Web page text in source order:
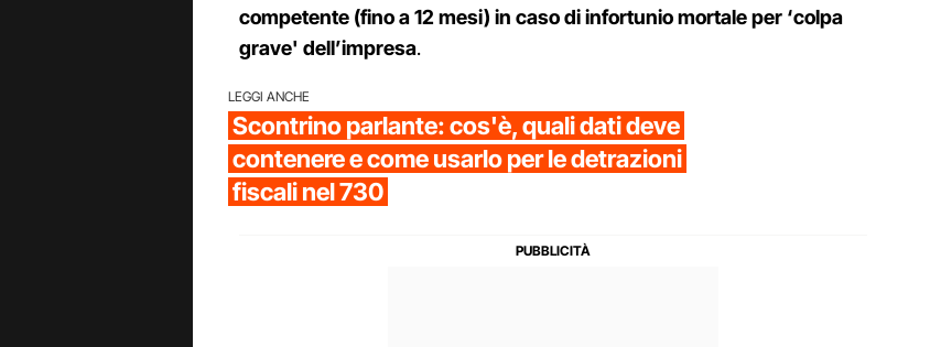
competente (fino a 12 mesi) in caso di infortunio mortale per ‘colpa
grave' dell’impresa.
LEGGI ANCHE
Scontrino parlante: cos'è, quali dati deve
contenere e come usarlo per le detrazioni
fiscali nel 730